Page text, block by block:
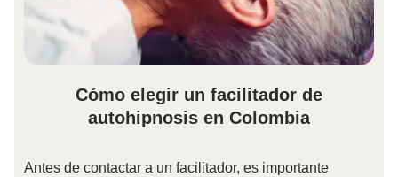
Cómo elegir un facilitador de
autohipnosis en Colombia
Antes de contactar a un facilitador, es importante